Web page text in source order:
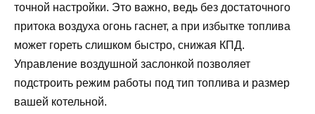
точной настройки. Это важно, ведь без достаточного
притока воздуха огонь гаснет, а при избытке топлива
может гореть слишком быстро, снижая КПД.
Управление воздушной заслонкой позволяет
подстроить режим работы под тип топлива и размер
вашей котельной.